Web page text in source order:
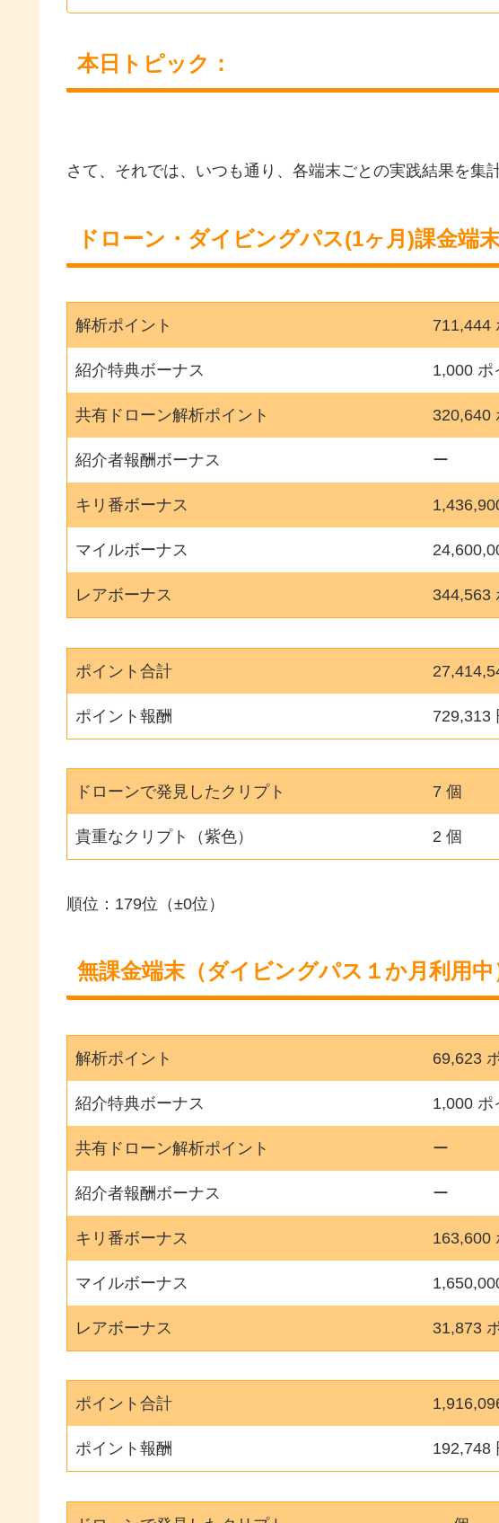
本日トピック：
さて、それでは、いつも通り、各端末ごとの実践結果を集
ドローン・ダイビングパス(1ヶ月)課金端
解析ポイント 711,444
紹介特典ボーナス 1,000 ポ
共有ドローン解析ポイント 320,640
紹介者報酬ボーナス ー
キリ番ボーナス
マイルボーナス
レアボーナス 344,563
ポイント合計
ポイント報酬 729,313
ドローンで発見したクリプト 7 個
貴重なクリプト（紫色） 2 個
順位：179位（±0位）
無課金端末（ダイビングパス１か月利用中
解析ポイント 69,623
紹介特典ボーナス 1,000 ポ
共有ドローン解析ポイント ー
紹介者報酬ボーナス ー
キリ番ボーナス 163,600
マイルボーナス
レアボーナス 31,873
ポイント合計
ポイント報酬 192,748